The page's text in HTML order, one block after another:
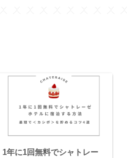
1年に1回無料でシャトレー